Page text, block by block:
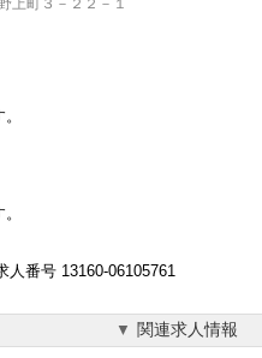
上町３－２２－１
番号 13160-06105761
関連求人情報